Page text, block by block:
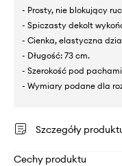
- Prosty, nie blokujący
- Spiczasty dekolt
- Cienka, elastyczna
- Długość: 73 cm.
- Szerokość pod
- Wymiary podane dla
Szczegóły
Cechy produktu